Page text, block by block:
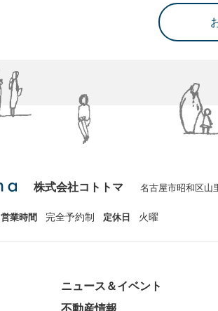
株式会社コトトマ 名古屋市昭和区山
営業時間 完全予約制 定休日 火曜
ニュース＆イベント
不動産情報